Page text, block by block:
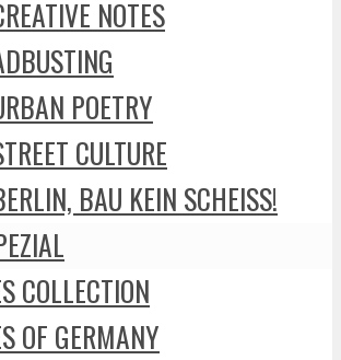
NOTES
POETRY
CULTURE
BAU KEIN SCHEISS!
COLLECTION
OF GERMANY